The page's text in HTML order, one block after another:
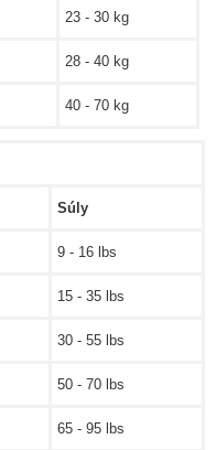
23 - 30 kg
28 - 40 kg
40 - 70 kg
Súly
9 - 16 lbs
15 - 35 lbs
30 - 55 lbs
50 - 70 lbs
65 - 95 lbs